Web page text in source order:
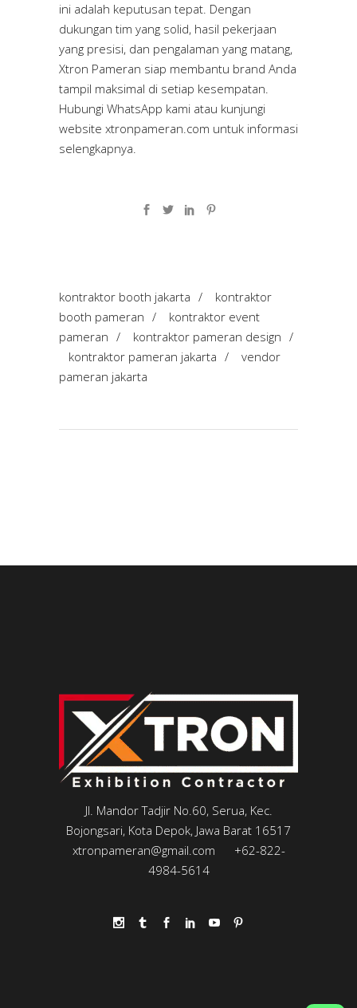
ini adalah keputusan tepat. Dengan
dukungan tim yang solid, hasil pekerjaan
yang presisi, dan pengalaman yang matang,
Xtron Pameran siap membantu brand Anda
tampil maksimal di setiap kesempatan.
Hubungi WhatsApp kami atau kunjungi
website xtronpameran.com untuk informasi
selengkapnya.
kontraktor booth jakarta /
kontraktor
booth pameran /
kontraktor event
pameran / kontraktor pameran design /
kontraktor pameran jakarta /
vendor
pameran jakarta
Jl. Mandor Tadjir No.60, Serua, Kec.
Bojongsari, Kota Depok, Jawa Barat 16517
xtronpameran@gmail.com
+62-822-
4984-5614